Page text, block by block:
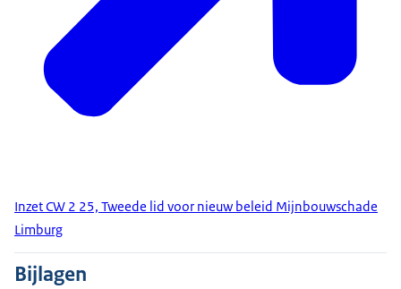
Inzet CW 2 25, Tweede lid voor nieuw beleid Mijnbouwschade
Limburg
Bijlagen